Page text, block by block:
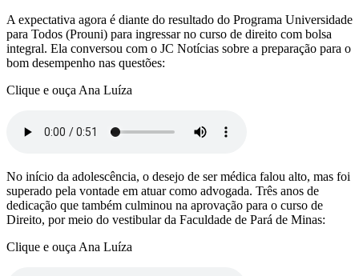
A expectativa agora é diante do resultado do Programa Universidade
para Todos (Prouni) para ingressar no curso de direito com bolsa
integral. Ela conversou com o JC Notícias sobre a preparação para o
bom desempenho nas questões:
Clique e ouça Ana Luíza
No início da adolescência, o desejo de ser médica falou alto, mas foi
superado pela vontade em atuar como advogada. Três anos de
dedicação que também culminou na aprovação para o curso de
Direito, por meio do vestibular da Faculdade de Pará de Minas:
Clique e ouça Ana Luíza